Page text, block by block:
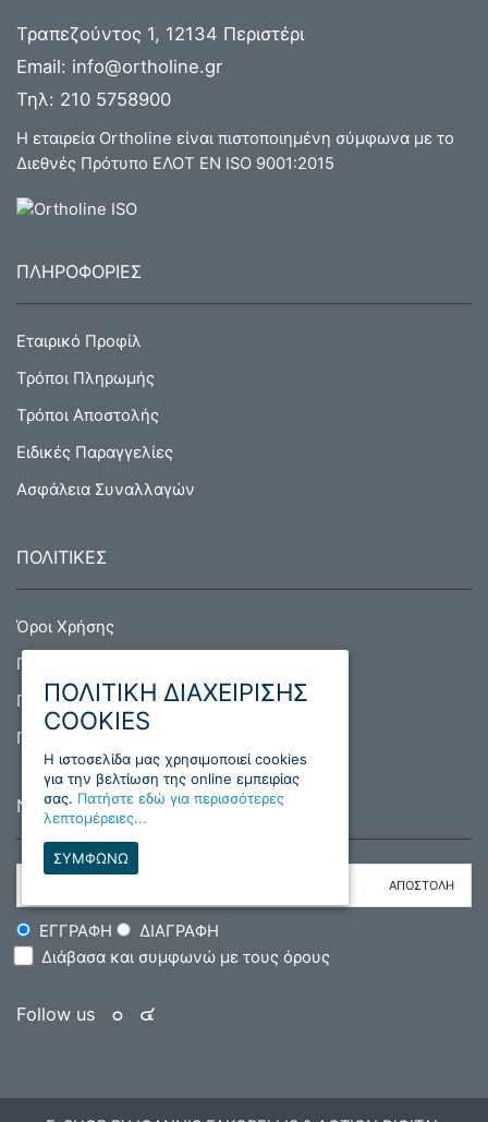
Τραπεζούντος 1, 12134 Περιστέρι
Email: info@ortholine.gr
Τηλ: 210 5758900
Η εταιρεία Ortholine είναι πιστοποιημένη σύμφωνα με το
Διεθνές Πρότυπο ΕΛΟΤ ΕΝ ISO 9001:2015
ΠΛΗΡΟΦΟΡΙΕΣ
Εταιρικό Προφίλ
Τρόποι Πληρωμής
Τρόποι Αποστολής
Ειδικές Παραγγελίες
Ασφάλεια Συναλλαγών
ΠΟΛΙΤΙΚΕΣ
Όροι Χρήσης
Πολιτική Απορρήτου
Πολιτική Cookies
Πολιτική Επιστροφών
NEWSLETTER
ΕΓΓΡΑΦΗ
ΔΙΑΓΡΑΦΗ
Διάβασα και συμφωνώ με τους όρους
Follow us
ΠΟΛΙΤΙΚΗ ΔΙΑΧΕΙΡΙΣΗΣ
COOKIES
H ιστοσελίδα μας χρησιμοποιεί cookies
για την βελτίωση της online εμπειρίας
σας. Πατήστε εδώ για περισσότερες
λεπτομέρειες...
ΣΥΜΦΩΝΩ